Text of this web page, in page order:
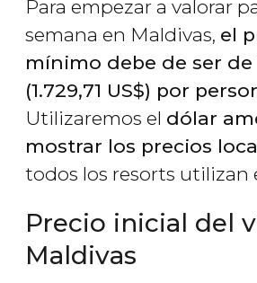
Para empezar a valorar
semana en Maldivas, el
mínimo debe de ser de
(1.729,71 US$) por
Utilizaremos el dólar
mostrar los precios
todos los resorts utilizan
Precio inicial del
Maldivas